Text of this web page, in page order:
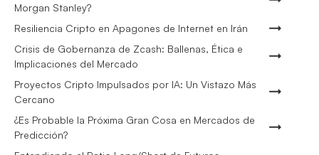
Morgan Stanley?
Resiliencia Cripto en Apagones de Internet en Irán
Crisis de Gobernanza de Zcash: Ballenas, Ética e
Implicaciones del Mercado
Proyectos Cripto Impulsados por IA: Un Vistazo Más
Cercano
¿Es Probable la Próxima Gran Cosa en Mercados de
Predicción?